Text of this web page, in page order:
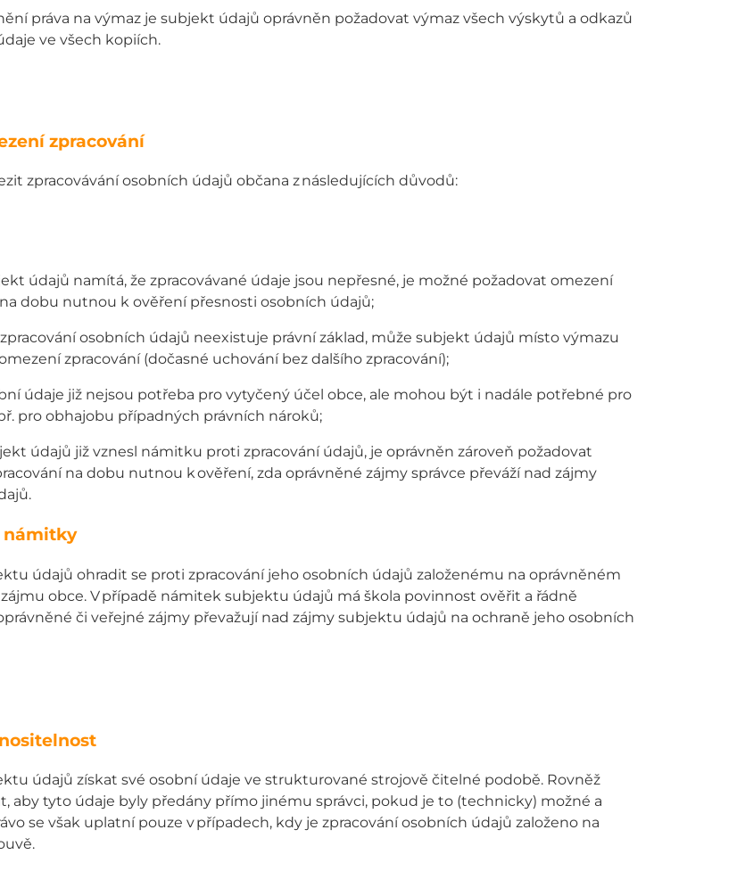
práva na výmaz je subjekt údajů oprávněn požadovat výmaz všech výskytů a odkazů
ve všech kopiích.
zpracování
zpracovávání osobních údajů občana z následujících důvodů:
údajů namítá, že zpracovávané údaje jsou nepřesné, je možné požadovat omezení
dobu nutnou k ověření přesnosti osobních údajů;
osobních údajů neexistuje právní základ, může subjekt údajů místo výmazu
zpracování (dočasné uchování bez dalšího zpracování);
údaje již nejsou potřeba pro vytyčený účel obce, ale mohou být i nadále potřebné pro
pro obhajobu případných právních nároků;
údajů již vznesl námitku proti zpracování údajů, je oprávněn zároveň požadovat
na dobu nutnou k ověření, zda oprávněné zájmy správce převáží nad zájmy
námitky
údajů ohradit se proti zpracování jeho osobních údajů založenému na oprávněném
obce. V případě námitek subjektu údajů má škola povinnost ověřit a řádně
či veřejné zájmy převažují nad zájmy subjektu údajů na ochraně jeho osobních
údajů získat své osobní údaje ve strukturované strojově čitelné podobě. Rovněž
aby tyto údaje byly předány přímo jinému správci, pokud je to (technicky) možné a
se však uplatní pouze v případech, kdy je zpracování osobních údajů založeno na